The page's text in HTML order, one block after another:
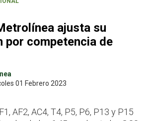
ajusta su
por competencia de
01 Febrero 2023
AF2, AC4, T4, P5, P6, P13 y P15